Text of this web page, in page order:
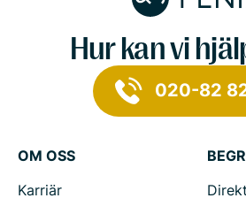
Hur kan vi
020-82
OM OSS
Karriär